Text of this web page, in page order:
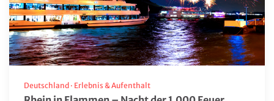
Deutschland · Erlebnis & Aufenthalt